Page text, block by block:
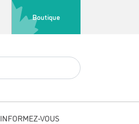
Boutique
INFORMEZ-VOUS